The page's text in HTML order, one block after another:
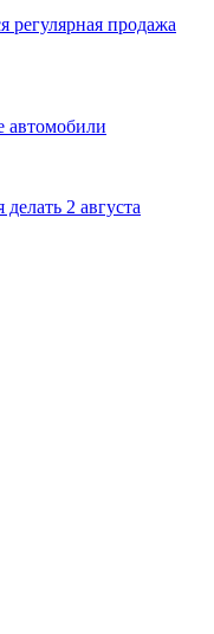
регулярная продажа
автомобили
2 августа